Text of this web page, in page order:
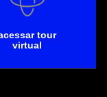
tour
virtual